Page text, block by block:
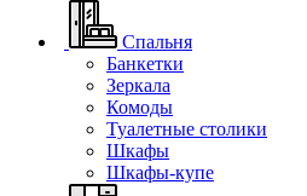
Спальня
Банкетки
Зеркала
Комоды
Туалетные столики
Шкафы
Шкафы-купе